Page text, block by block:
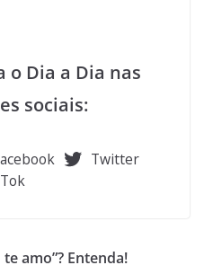
o Dia a Dia nas
sociais:
Twitter
amo”? Entenda!